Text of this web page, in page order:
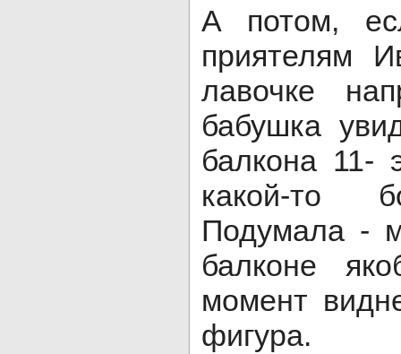
А потом,
приятелям
лавочке
бабушка
балкона 11-
какой-то
Подумала -
балконе
момент
фигура.